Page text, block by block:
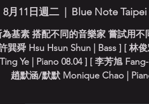
8月11日週二
  |
Blue Note
基素 搭配不同的音樂家 嘗試用
巽舜 Hsu Hsun Shun | Bass ] [ 林
Ye | Piano 08.04 ] [ 李芳旭
趙默涵/默默 Monique Chao |